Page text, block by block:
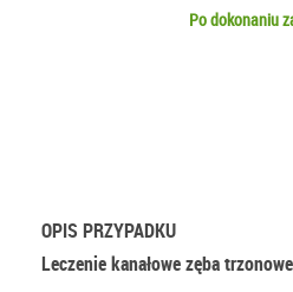
Po dokonaniu
OPIS PRZYPADKU
Leczenie kanałowe zęba